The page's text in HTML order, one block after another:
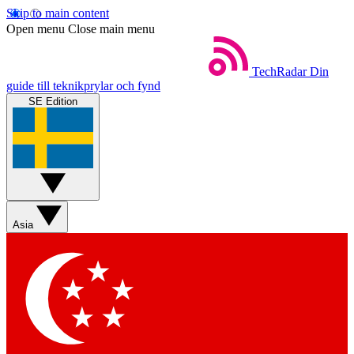
Skip to main content
Open menu Close main menu
TechRadar Din
guide till teknikprylar och fynd
SE Edition
Asia